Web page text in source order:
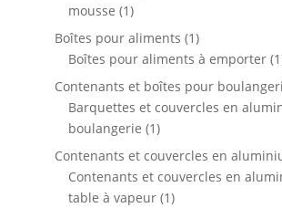
mousse 11
produit
Boîtes pour aliments 11
produit
Boîtes pour aliments à emporter 1
Contenants et boîtes pour
Barquettes et couvercles en
boulangerie 11
produit
Contenants et couvercles en
Contenants et couvercles en
table à vapeur 11